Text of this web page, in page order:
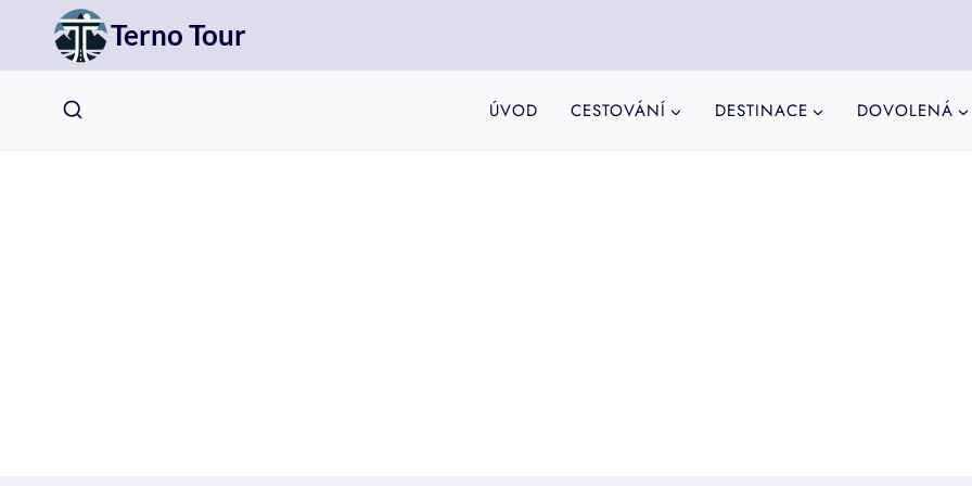
Přeskočit
obsah
Terno Tour
ÚVOD CESTOVÁNÍ DESTINACE DOVOLENÁ